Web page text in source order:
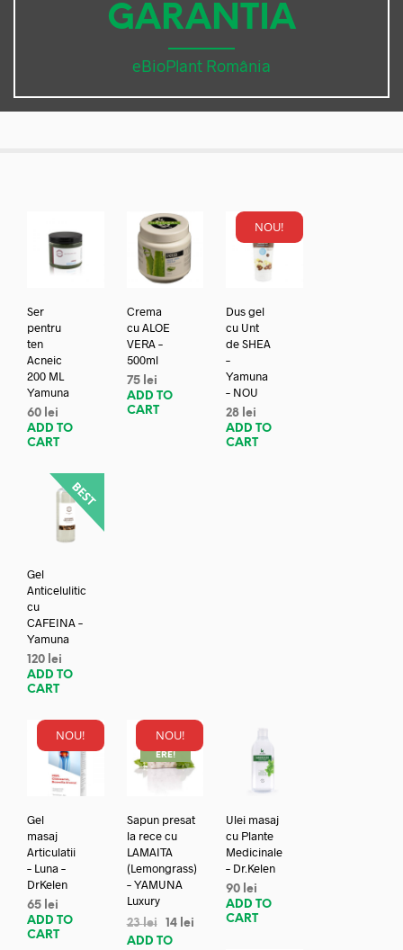
GARANTIA
eBioPlant România
Ser
pentru
ten
Acneic
200 ML
Yamuna
60 lei
ADD TO
CART
Crema
cu ALOE
VERA –
500ml
75 lei
ADD TO
CART
NOU!
Dus gel
cu Unt
de SHEA
–
Yamuna
– NOU
28 lei
ADD TO
CART
Gel
Anticelulitic
cu
CAFEINA –
Yamuna
120 lei
ADD TO
CART
NOU!
Gel
masaj
Articulatii
– Luna –
DrKelen
65 lei
ADD TO
CART
NOU!
REDUC
ERE!
Sapun presat
la rece cu
LAMAITA
(Lemongrass)
– YAMUNA
Luxury
23lei 14 lei
ADD TO
Ulei masaj
cu Plante
Medicinale
– Dr.Kelen
90 lei
ADD TO
CART